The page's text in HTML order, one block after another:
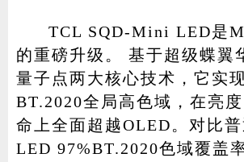
TCL SQD-Mini LED是
的重磅升级。 基于超级蝶翼
量子点两大核心技术，它实
BT.2020全局高色域，在亮
命上全面超越OLED。对比
LED 97%BT.2020色域覆盖